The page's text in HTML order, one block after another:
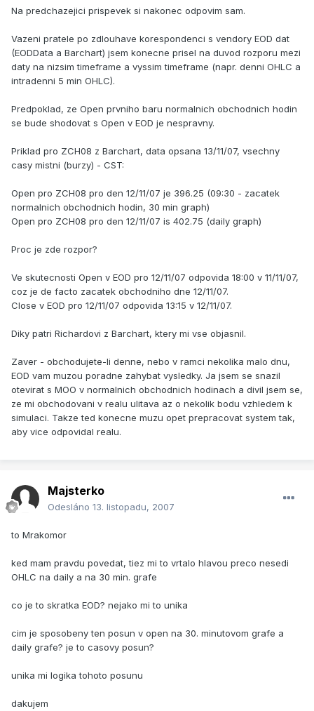
Na predchazejici prispevek si nakonec odpovim sam.
Vazeni pratele po zdlouhave korespondenci s vendory EOD dat
(EODData a Barchart) jsem konecne prisel na duvod rozporu mezi
daty na nizsim timeframe a vyssim timeframe (napr. denni OHLC a
intradenni 5 min OHLC).
Predpoklad, ze Open prvniho baru normalnich obchodnich hodin
se bude shodovat s Open v EOD je nespravny.
Priklad pro ZCH08 z Barchart, data opsana 13/11/07, vsechny
casy mistni (burzy) - CST:
Open pro ZCH08 pro den 12/11/07 je 396.25 (09:30 - zacatek
normalnich obchodnich hodin, 30 min graph)
Open pro ZCH08 pro den 12/11/07 is 402.75 (daily graph)
Proc je zde rozpor?
Ve skutecnosti Open v EOD pro 12/11/07 odpovida 18:00 v 11/11/07,
coz je de facto zacatek obchodniho dne 12/11/07.
Close v EOD pro 12/11/07 odpovida 13:15 v 12/11/07.
Diky patri Richardovi z Barchart, ktery mi vse objasnil.
Zaver - obchodujete-li denne, nebo v ramci nekolika malo dnu,
EOD vam muzou poradne zahybat vysledky. Ja jsem se snazil
otevirat s MOO v normalnich obchodnich hodinach a divil jsem se,
ze mi obchodovani v realu ulitava az o nekolik bodu vzhledem k
simulaci. Takze ted konecne muzu opet prepracovat system tak,
aby vice odpovidal realu.
Majsterko
Odesláno 13. listopadu, 2007
to Mrakomor
ked mam pravdu povedat, tiez mi to vrtalo hlavou preco nesedi
OHLC na daily a na 30 min. grafe
co je to skratka EOD? nejako mi to unika
cim je sposobeny ten posun v open na 30. minutovom grafe a
daily grafe? je to casovy posun?
unika mi logika tohoto posunu
dakujem